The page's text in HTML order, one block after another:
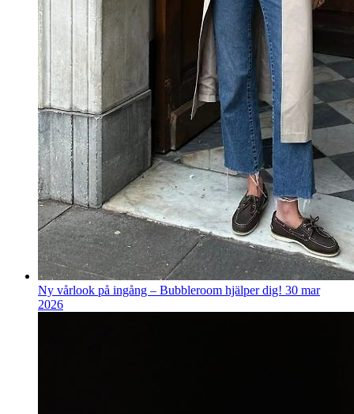
Ny vårlook på ingång – Bubbleroom hjälper dig! 30 mar
2026